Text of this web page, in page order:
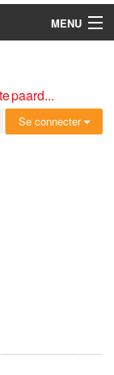
MENU
paard...
Se connecter